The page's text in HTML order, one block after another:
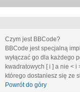
Czym jest BBCode?
BBCode jest specjalną
wyłączać go dla każdego
kwadratowych [ i ] a nie <
którego dostaniesz się ze
Powrót do góry